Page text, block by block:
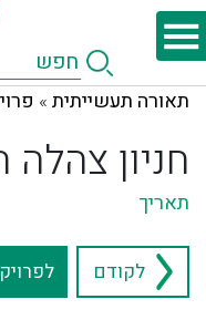
תאורה תעשייתית »
חניון
תאריך
לקודם